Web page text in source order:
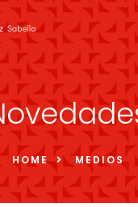
HOME MEDIOS